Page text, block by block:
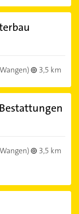
3,5 km
3,5 km